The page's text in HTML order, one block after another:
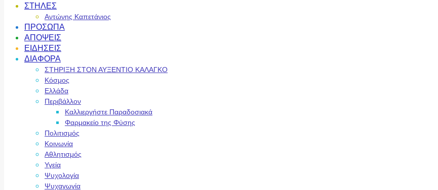
ΣΤΗΛΕΣ
Αντώνης Καπετάνιος
ΠΡΟΣΩΠΑ
ΑΠΟΨΕΙΣ
ΕΙΔΗΣΕΙΣ
ΔΙΑΦΟΡΑ
ΣΤΗΡΙΞΗ ΣΤΟΝ ΑΥΞΕΝΤΙΟ ΚΑΛΑΓΚΟ
Κόσμος
Ελλάδα
Περιβάλλον
Καλλιεργήστε Παραδοσιακά
Φαρμακείο της Φύσης
Πολιτισμός
Κοινωνία
Αθλητισμός
Υγεία
Ψυχολογία
Ψυχαγωγία